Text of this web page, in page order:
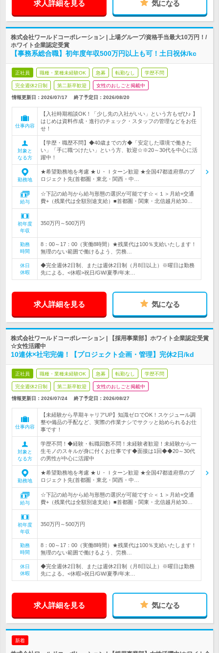
求人詳細を見る 気になる
株式会社ワールドコーポレーション | 上場グループ/資格手当最大10万円！/
ホワイト企業認定受賞
【事務系総合職】初年度年収500万円以上も可！土日祝休/kc
正社員 職種・業種未経験OK 急募 転勤なし 学歴不問
完全週休2日制 第二新卒歓迎 女性のおしごと掲載中
情報更新日：2026/07/17 終了予定日： 2026/08/20
仕事内容
【入社時期相談OK！「少し先の入社がいい」という方もぜひ♪ 】
はじめは資料作成・進行のチェック・スタッフの管理などをお任
せ！
対象と
なる方
【学歴・職歴不問】◆40歳までの方◆「安定した環境で働きた
い」「手に職つけたい」という方、歓迎☆※20～30代を中心に活
躍中！
勤務地
★希望勤務地を考慮 ★Ｕ・Ｉターン歓迎 ★全国47都道府県のプ
ロジェクト先(首都圏・東北・関西・中…
給与
☆下記の給与から給与形態の選択が可能です☆＜１＞月給+交通
費+（残業代は全額別途支給）■首都圏・関東・北信越月給30…
初年度
年収
350万円～500万円
勤務
時間
8：00～17：00（実働8時間）★残業代は100％支給いたします！
無理のない範囲で働けるよう、労務…
休日
休暇
◆完全週休2日制、または週休2日制（月8日以上）※曜日は勤務
先による。<休暇>祝日/GW/夏季/年末…
求人詳細を見る 気になる
株式会社ワールドコーポレーション | 【採用事業部】ホワイト企業認定受賞
☆女性活躍中
10連休×社宅完備！【プロジェクト企画・管理】完休2日/kd
正社員 職種・業種未経験OK 急募 転勤なし 学歴不問
完全週休2日制 第二新卒歓迎 女性のおしごと掲載中
情報更新日：2026/07/24 終了予定日： 2026/08/27
仕事内容
【未経験から早期キャリアUP】知識ゼロでOK！スケジュール調
整や備品の手配など、実際の作業ナシでサクッと始められるお仕
事です！
対象と
なる方
学歴不問！◆経験・転職回数不問！未経験者歓迎！未経験から一
生モノのスキルが身に付くお仕事です◆面接は1回◆◆20～30代
の男性が中心に活躍中
勤務地
★希望勤務地を考慮 ★Ｕ・Ｉターン歓迎 ★全国47都道府県のプ
ロジェクト先(首都圏・東北・関西・中…
給与
☆下記の給与から給与形態の選択が可能です☆＜１＞月給+交通
費+（残業代は全額別途支給）■首都圏・関東・北信越月給30…
初年度
年収
350万円～500万円
勤務
時間
8：00～17：00（実働8時間）★残業代は100％支給いたします！
無理のない範囲で働けるよう、労務…
休日
休暇
◆完全週休2日制、または週休2日制（月8日以上）※曜日は勤務
先による。<休暇>祝日/GW/夏季/年末…
求人詳細を見る 気になる
新着